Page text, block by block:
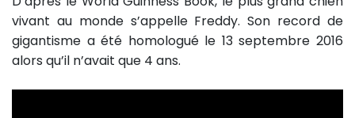
vivant au monde s’appelle Freddy. Son record de
gigantisme a été homologué le 13 septembre 2016
alors qu’il n’avait que 4 ans.